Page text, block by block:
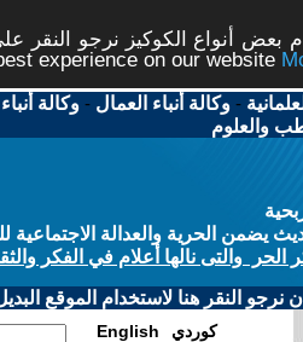
أنواع الكوكيز نرجو النقر
experience on our website
-وكالة أنباء العمال -وكالة
والعلوم
الحرية والعدالة الاجتماعية
والتى نالها أعلام في الفكر
النقر هنا لاستخدام الموقع
English كوردي